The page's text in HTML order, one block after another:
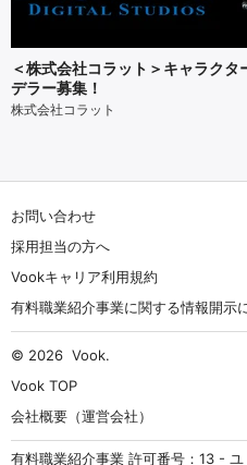
＜株式会社コラット＞キャラク
デラー募集！
株式会社コラット
お問い合わせ
採用担当の方へ
Vookキャリア利用規約
有料職業紹介事業に関する情報開示
© 2026 Vook.
Vook TOP
会社概要（運営会社）
有料職業紹介事業 許可番号：13 -